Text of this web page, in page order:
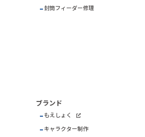
封筒フィーダー修理
ブランド
もえしょく
キャラクター制作